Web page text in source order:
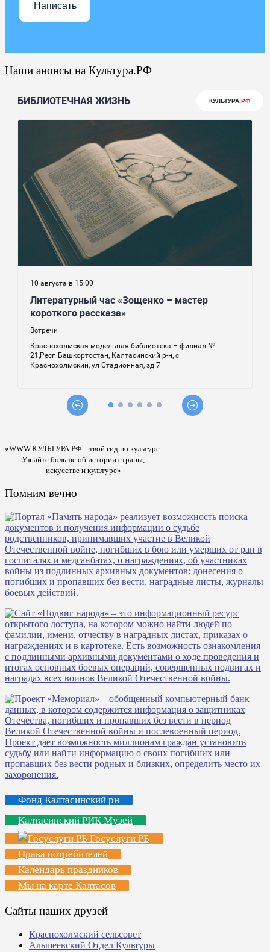
Написать
Наши анонсы на Культура.РФ
«WWW.КУЛЬТУРА.РФ – твой гид по культуре.
Узнайте больше об истории страны,
искусстве и культуре»
Помним вечно
Фонд Калтасинский рн
Калтасинский РИК Музей
Госуслуги РБ
Права потребителей
Календарь праздников
Мы на карте Калтасов
Сайты наших друзей
Краснохолмский сельсовет
Альшеевский Отдел Культуры